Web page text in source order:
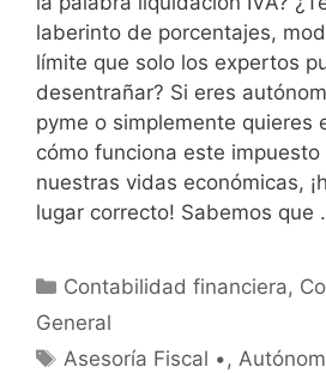
laberinto de porcentajes,
límite que solo los expertos
desentrañar? Si eres
pyme o simplemente quieres
cómo funciona este
nuestras vidas económicas,
lugar correcto! Sabemos que
Categorías
Contabilidad financiera,
General
Etiquetas
Asesoría Fiscal •,